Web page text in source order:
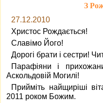
З
27.12.2010
Христос Рождається!
Славімо Його!
Дорогі брати і сестри!
Парафіяни і
Аскольдовій Могилі!
Прийміть найщиріші
2011 роком Божим.